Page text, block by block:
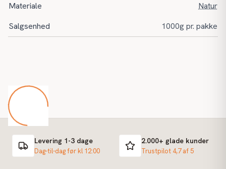
Materiale
Natur
Salgsenhed
1000g pr. pakke
Levering 1-3 dage
Dag-til-dag før kl 12:00
2.000+ glade kunder
Trustpilot 4,7 af 5